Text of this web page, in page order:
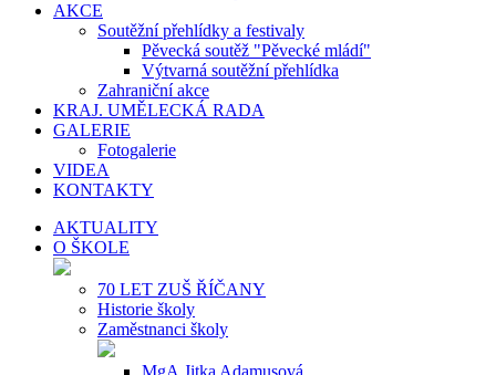
AKCE
Soutěžní přehlídky a festivaly
Pěvecká soutěž "Pěvecké mládí"
Výtvarná soutěžní přehlídka
Zahraniční akce
KRAJ. UMĚLECKÁ RADA
GALERIE
Fotogalerie
VIDEA
KONTAKTY
AKTUALITY
O ŠKOLE
70 LET ZUŠ ŘÍČANY
Historie školy
Zaměstnanci školy
MgA.Jitka Adamusová